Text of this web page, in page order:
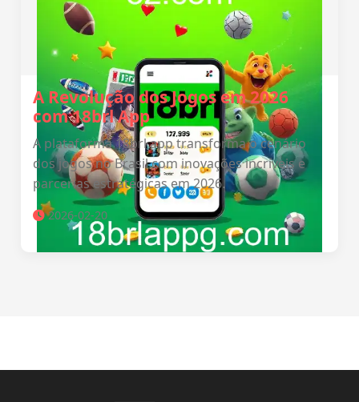
A Revolução dos Jogos em 2026
com 18brl App
A plataforma 18brl app transforma o cenário
dos jogos no Brasil com inovações incríveis e
parcerias estratégicas em 2026.
2026-02-20